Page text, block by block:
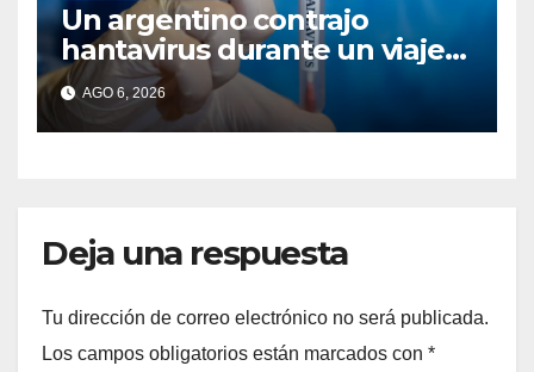
Un argentino contrajo
hantavirus durante un viaje
por Europa y permanece
aislado en España
AGO 6, 2026
Deja una respuesta
Tu dirección de correo electrónico no será publicada.
Los campos obligatorios están marcados con *